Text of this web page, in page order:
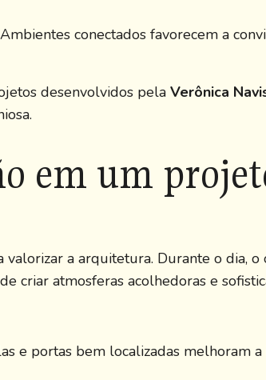
Ambientes conectados favorecem a
desenvolvidos pela Verônica
em um
a arquitetura. Durante o dia,
criar atmosferas acolhedoras e
e portas bem localizadas melhoram